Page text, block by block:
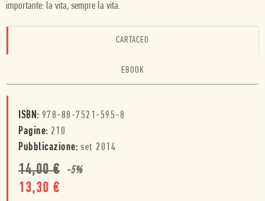
importante: la vita, sempre la vita.
CARTACEO
EBOOK
ISBN: 978-88-7521-595-8
Pagine: 210
Pubblicazione: set 2014
14,00€ -5%
13,30 €